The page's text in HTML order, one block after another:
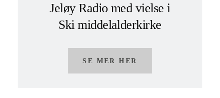
Jeløy Radio med vielse i
Ski middelalderkirke
SE MER HER